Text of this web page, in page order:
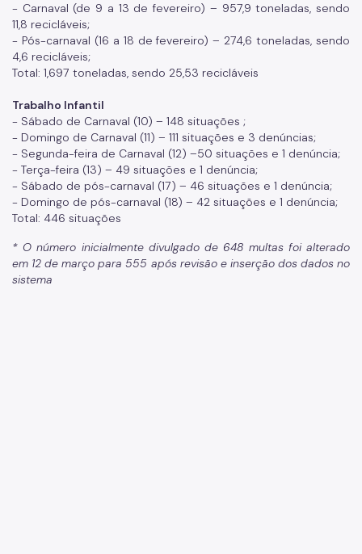
- Carnaval (de 9 a 13 de fevereiro) – 957,9 toneladas, sendo
11,8 recicláveis;
- Pós-carnaval (16 a 18 de fevereiro) – 274,6 toneladas, sendo
4,6 recicláveis;
Total: 1,697 toneladas, sendo 25,53 recicláveis
Trabalho Infantil
- Sábado de Carnaval (10) – 148 situações ;
- Domingo de Carnaval (11) – 111 situações e 3 denúncias;
- Segunda-feira de Carnaval (12) –50 situações e 1 denúncia;
- Terça-feira (13) – 49 situações e 1 denúncia;
- Sábado de pós-carnaval (17) – 46 situações e 1 denúncia;
- Domingo de pós-carnaval (18) – 42 situações e 1 denúncia;
Total: 446 situações
* O número inicialmente divulgado de 648 multas foi alterado
em 12 de março para 555 após revisão e inserção dos dados no
sistema